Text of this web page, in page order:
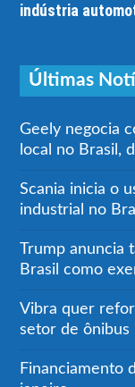
indústria
Últimas
Geely negocia
local no Brasil,
Scania inicia o
industrial no
Trump anuncia
Brasil como
Vibra quer
setor de ônibus
Financiamento